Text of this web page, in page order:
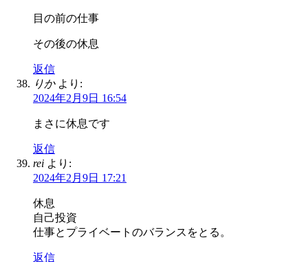
目の前の仕事
その後の休息
返信
りか より:
2024年2月9日 16:54
まさに休息です
返信
rei より:
2024年2月9日 17:21
休息
自己投資
仕事とプライベートのバランスをとる。
返信